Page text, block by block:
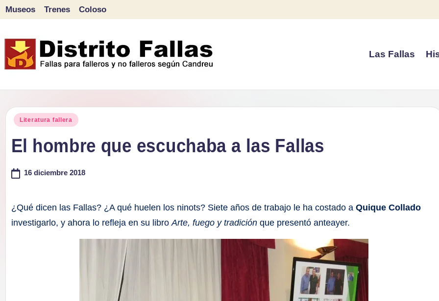
contenido
Museos Trenes Coloso
Las Fallas
Publicado
Literatura fallera
El hombre que escuchaba a las Fallas
16 diciembre 2018
¿Qué dicen las Fallas? ¿A qué huelen los ninots? Siete años de trabajo le ha costado aQuique Collado
investigarlo, y ahora lo refleja en su libroArte, fuego y tradición que presentó anteayer.